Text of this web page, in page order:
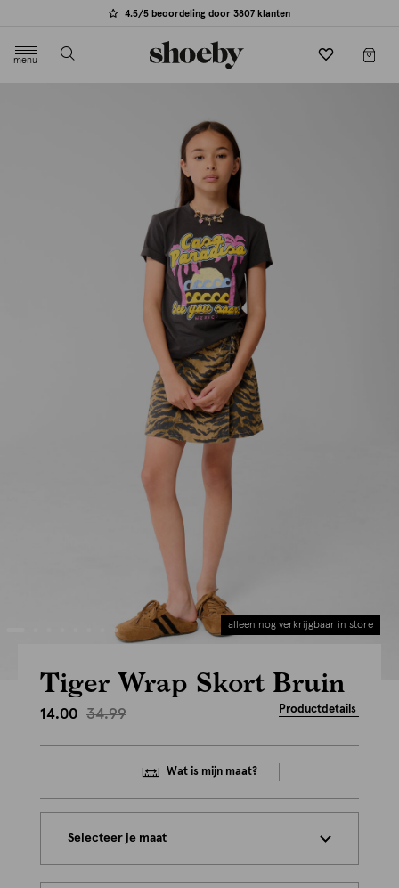
4.5/5 beoordeling door 3807 klanten
menu
alleen nog verkrijgbaar in store
Tiger Wrap Skort Bruin
14.00 34.99 Productdetails
Wat is mijn maat?
Selecteer je maat